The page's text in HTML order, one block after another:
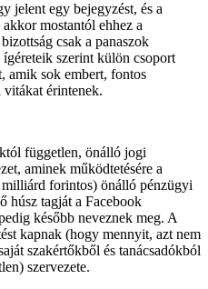
jelent egy bejegyzést, és a
mostantól ehhez a
csak a panaszok
szerint külön csoport
amik sok embert, fontos
érintenek.
független, önálló jogi
aminek működtetésére a
forintos) önálló pénzügyi
húsz tagját a Facebook
később neveznek meg. A
kapnak (hogy mennyit, azt nem
szakértőkből és tanácsadókból
szervezete.